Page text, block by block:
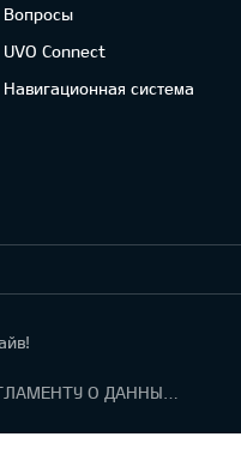
Вопросы
UVO Connect
Навигационная система